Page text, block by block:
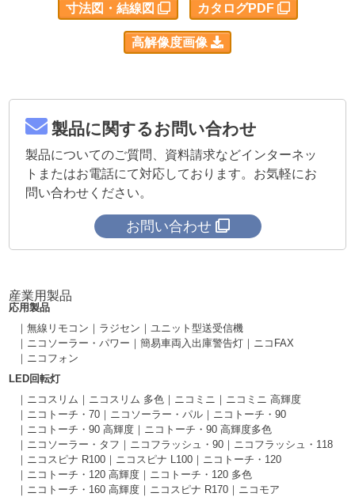
寸法図・結線図 カタログPDF
高解像度画像
製品に関するお問い合わせ
製品についてのご質問、資料請求などインターネッ
トまたはお電話にて対応しております。お気軽にお
問い合わせください。
お問い合わせ
産業用製品
応用製品
無線リモコン
ラジセン
ユニット型送受信機
ニコソーラー・パワー
簡易車両入出庫警告灯
ニコFAX
ニコフォン
LED回転灯
ニコスリム
ニコスリム 多色 ニコミニ
ニコミニ 高輝度
ニコトーチ・70
ニコソーラー・パル
ニコトーチ・90
ニコトーチ・90 高輝度
ニコトーチ・90 高輝度多色
ニコソーラー・タフ
ニコフラッシュ・90
ニコフラッシュ・118
ニコスピナ R100
ニコスピナ L100
ニコトーチ・120
ニコトーチ・120 高輝度
ニコトーチ・120 多色
ニコトーチ・160 高輝度
ニコスピナ R170
ニコモア